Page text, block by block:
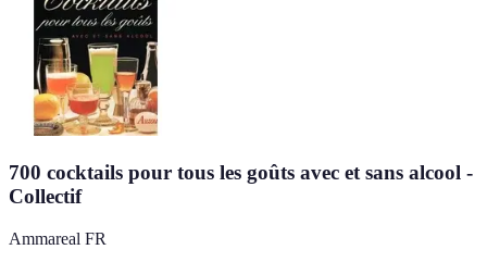
700 cocktails pour tous les goûts avec et sans alcool -
Collectif
Ammareal FR